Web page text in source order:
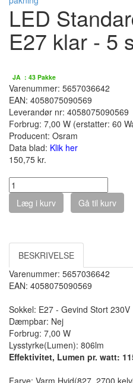
LED
E27 klar - 5
JA : 43 Pakke
Varenummer: 5657036642
EAN: 4058075090569
Leverandør nr: 4058075090569
Forbrug: 7,00 W (erstatter: 60
Producent: Osram
Data blad: Klik her
150,75 kr.
Læg i kurv
Gå til kurv
BESKRIVELSE
Varenummer: 5657036642
EAN: 4058075090569
Sokkel: E27 - Gevind Stort 230V
Dæmpbar: Nej
Forbrug: 7,00 W
Lysstyrke(Lumen): 806lm
Effektivitet, Lumen pr. watt:
Farve: Varm Hvid(827, 2700